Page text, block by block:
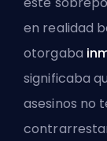
en realidad
otorgaba
significaba
asesinos no